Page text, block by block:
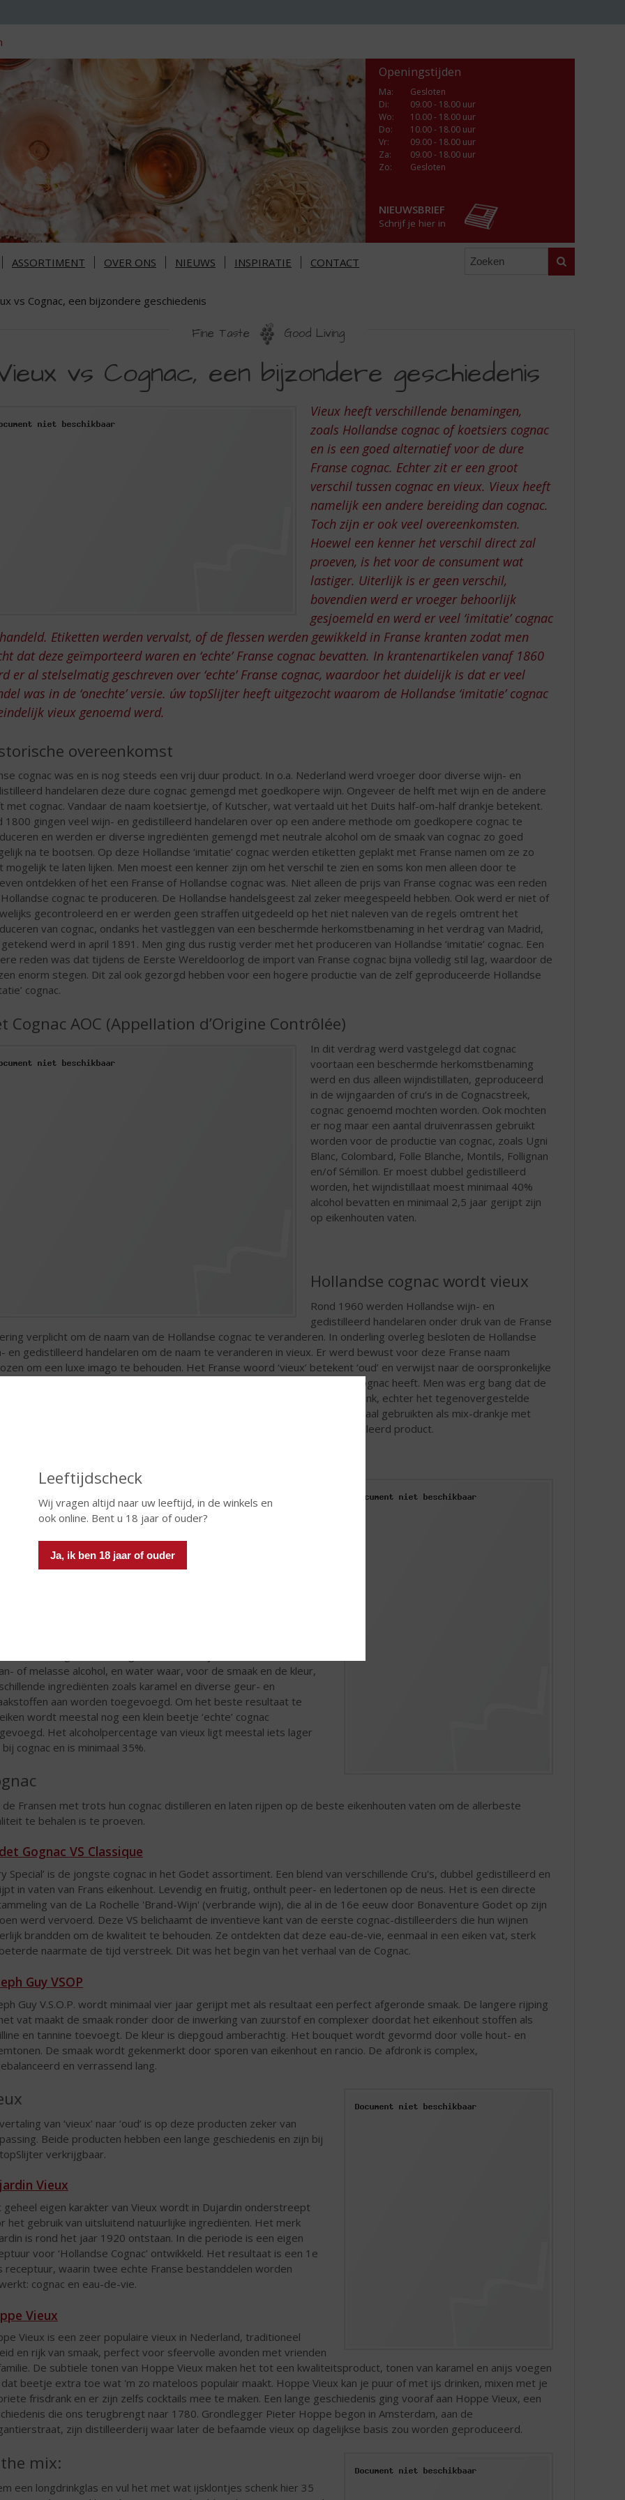
Leeftijdscheck
Wij vragen altijd naar uw leeftijd, in de winkels en
ook online. Bent u 18 jaar of ouder?
Ja, ik ben 18 jaar of ouder
Openingstijden
Ma:
Gesloten
Di:
09.00 - 18.00 uur
Wo:
10.00 - 18.00 uur
Do:
10.00 - 18.00 uur
Vr:
09.00 - 18.00 uur
Za:
09.00 - 18.00 uur
Zo:
Gesloten
NIEUWSBRIEF
Schrijf je hier in
ASSORTIMENT OVER ONS NIEUWS INSPIRATIE CONTACT Zoeken
vs Cognac, een bijzondere geschiedenis
Fine Taste Good Living
vs Cognac, een bijzondere geschiedenis
Vieux heeft verschillende benamingen,
zoals Hollandse cognac of koetsiers cognac
en is een goed alternatief voor de dure
Franse cognac. Echter zit er een groot
verschil tussen cognac en vieux. Vieux heeft
namelijk een andere bereiding dan cognac.
Toch zijn er ook veel overeenkomsten.
Hoewel een kenner het verschil direct zal
proeven, is het voor de consument wat
lastiger. Uiterlijk is er geen verschil,
bovendien werd er vroeger behoorlijk
gesjoemeld en werd er veel ‘imitatie’ cognac
Etiketten werden vervalst, of de flessen werden gewikkeld in Franse kranten zodat men
dat deze geïmporteerd waren en ‘echte’ Franse cognac bevatten. In krantenartikelen vanaf 1860
er al stelselmatig geschreven over ‘echte’ Franse cognac, waardoor het duidelijk is dat er veel
was in de ‘onechte’ versie. úw topSlijter heeft uitgezocht waarom de Hollandse ‘imitatie’ cognac
vieux genoemd werd.
overeenkomst
cognac was en is nog steeds een vrij duur product. In o.a. Nederland werd vroeger door diverse wijn- en
handelaren deze dure cognac gemengd met goedkopere wijn. Ongeveer de helft met wijn en de andere
met cognac. Vandaar de naam koetsiertje, of Kutscher, wat vertaald uit het Duits half-om-half drankje betekent.
1800 gingen veel wijn- en gedistilleerd handelaren over op een andere methode om goedkopere cognac te
en werden er diverse ingrediënten gemengd met neutrale alcohol om de smaak van cognac zo goed
na te bootsen. Op deze Hollandse ‘imitatie’ cognac werden etiketten geplakt met Franse namen om ze zo
mogelijk te laten lijken. Men moest een kenner zijn om het verschil te zien en soms kon men alleen door te
ontdekken of het een Franse of Hollandse cognac was. Niet alleen de prijs van Franse cognac was een reden
cognac te produceren. De Hollandse handelsgeest zal zeker meegespeeld hebben. Ook werd er niet of
gecontroleerd en er werden geen straffen uitgedeeld op het niet naleven van de regels omtrent het
van cognac, ondanks het vastleggen van een beschermde herkomstbenaming in het verdrag van Madrid,
werd in april 1891. Men ging dus rustig verder met het produceren van Hollandse ‘imitatie’ cognac. Een
reden was dat tijdens de Eerste Wereldoorlog de import van Franse cognac bijna volledig stil lag, waardoor de
enorm stegen. Dit zal ook gezorgd hebben voor een hogere productie van de zelf geproduceerde Hollandse
cognac.
Cognac AOC (Appellation d’Origine Contrôlée)
In dit verdrag werd vastgelegd dat cognac
voortaan een beschermde herkomstbenaming
werd en dus alleen wijndistillaten, geproduceerd
in de wijngaarden of cru’s in de Cognacstreek,
cognac genoemd mochten worden. Ook mochten
er nog maar een aantal druivenrassen gebruikt
worden voor de productie van cognac, zoals Ugni
Blanc, Colombard, Folle Blanche, Montils, Follignan
en/of Sémillon. Er moest dubbel gedistilleerd
worden, het wijndistillaat moest minimaal 40%
alcohol bevatten en minimaal 2,5 jaar gerijpt zijn
op eikenhouten vaten.
Hollandse cognac wordt vieux
Rond 1960 werden Hollandse wijn- en
gedistilleerd handelaren onder druk van de Franse
verplicht om de naam van de Hollandse cognac te veranderen. In onderling overleg besloten de Hollandse
en gedistilleerd handelaren om de naam te veranderen in vieux. Er werd bewust voor deze Franse naam
om een luxe imago te behouden. Het Franse woord ‘vieux’ betekent ‘oud’ en verwijst naar de oorspronkelijke
van de drank en de lange tijd dat het rijpingsproces van een goede cognac heeft. Men was erg bang dat de
negatieve gevolgen zou hebben voor de verkoop van de drank, echter het tegenovergestelde
en vieux werd enorm populair, vooral onder jongeren, die vieux massaal gebruikten als mix-drankje met
Tegenwoordig is vieux, na jonge jenever, het grootste Nederlands gedistilleerd product.
grootste verschil tussen Franse cognac en vieux is de bereiding.
cognac wordt gemaakt van toegestane druivensoorten,
van de druivensoort Ugni Blanc. Hier wordt eerst witte wijn
van 80%. Na een minimale rijpingsperiode van 2,5
of melasse alcohol, en water waar, voor de smaak en de kleur,
ingrediënten zoals karamel en diverse geur- en
aan worden toegevoegd. Om het beste resultaat te
wordt meestal nog een klein beetje ‘echte’ cognac
Het alcoholpercentage van vieux ligt meestal iets lager
bij cognac en is minimaal 35%.
de Fransen met trots hun cognac distilleren en laten rijpen op de beste eikenhouten vaten om de allerbeste
te behalen is te proeven.
Gognac VS Classique
Special’ is de jongste cognac in het Godet assortiment. Een blend van verschillende Cru's, dubbel gedistilleerd en
in vaten van Frans eikenhout. Levendig en fruitig, onthult peer- en ledertonen op de neus. Het is een directe
van de La Rochelle 'Brand-Wijn' (verbrande wijn), die al in de 16e eeuw door Bonaventure Godet op zijn
werd vervoerd. Deze VS belichaamt de inventieve kant van de eerste cognac-distilleerders die hun wijnen
brandden om de kwaliteit te behouden. Ze ontdekten dat deze eau-de-vie, eenmaal in een eiken vat, sterk
naarmate de tijd verstreek. Dit was het begin van het verhaal van de Cognac.
Guy VSOP
Guy V.S.O.P. wordt minimaal vier jaar gerijpt met als resultaat een perfect afgeronde smaak. De langere rijping
vat maakt de smaak ronder door de inwerking van zuurstof en complexer doordat het eikenhout stoffen als
en tannine toevoegt. De kleur is diepgoud amberachtig. Het bouquet wordt gevormd door volle hout- en
De smaak wordt gekenmerkt door sporen van eikenhout en rancio. De afdronk is complex,
en verrassend lang.
van ‘vieux’ naar ‘oud’ is op deze producten zeker van
Beide producten hebben een lange geschiedenis en zijn bij
verkrijgbaar.
Vieux
geheel eigen karakter van Vieux wordt in Dujardin onderstreept
het gebruik van uitsluitend natuurlijke ingrediënten. Het merk
is rond het jaar 1920 ontstaan. In die periode is een eigen
voor ‘Hollandse Cognac’ ontwikkeld. Het resultaat is een 1e
receptuur, waarin twee echte Franse bestanddelen worden
cognac en eau-de-vie.
Vieux
Vieux is een zeer populaire vieux in Nederland, traditioneel
en rijk van smaak, perfect voor sfeervolle avonden met vrienden
De subtiele tonen van Hoppe Vieux maken het tot een kwaliteitsproduct, tonen van karamel en anijs voegen
beetje extra toe wat 'm zo mateloos populair maakt. Hoppe Vieux kan je puur of met ijs drinken, mixen met je
frisdrank en er zijn zelfs cocktails mee te maken. Een lange geschiedenis ging vooraf aan Hoppe Vieux, een
die ons terugbrengt naar 1780. Grondlegger Pieter Hoppe begon in Amsterdam, aan de
zijn distilleerderij waar later de befaamde vieux op dagelijkse basis zou worden geproduceerd.
mix:
een longdrinkglas en vul het met wat ijsklontjes schenk hier 35